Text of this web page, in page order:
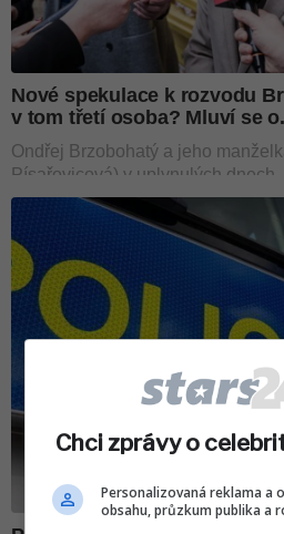
Chci zprávy o
Personalizovaná reklama a
obsahu, průzkum publika a